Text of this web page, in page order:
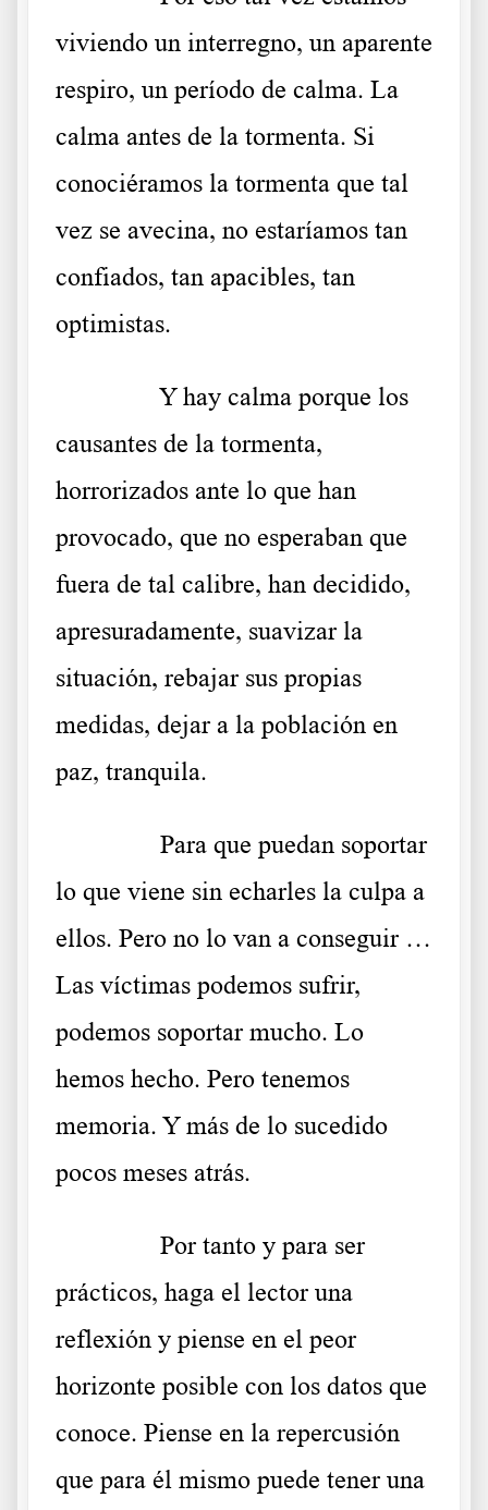
viviendo un interregno, un aparente
respiro, un período de calma. La
calma antes de la tormenta. Si
conociéramos la tormenta que tal
vez se avecina, no estaríamos tan
confiados, tan apacibles, tan
optimistas.
Y hay calma porque los
causantes de la tormenta,
horrorizados ante lo que han
provocado, que no esperaban que
fuera de tal calibre, han decidido,
apresuradamente, suavizar la
situación, rebajar sus propias
medidas, dejar a la población en
paz, tranquila.
Para que puedan soportar
lo que viene sin echarles la culpa a
ellos. Pero no lo van a conseguir …
Las víctimas podemos sufrir,
podemos soportar mucho. Lo
hemos hecho. Pero tenemos
memoria. Y más de lo sucedido
pocos meses atrás.
Por tanto y para ser
prácticos, haga el lector una
reflexión y piense en el peor
horizonte posible con los datos que
conoce. Piense en la repercusión
que para él mismo puede tener una